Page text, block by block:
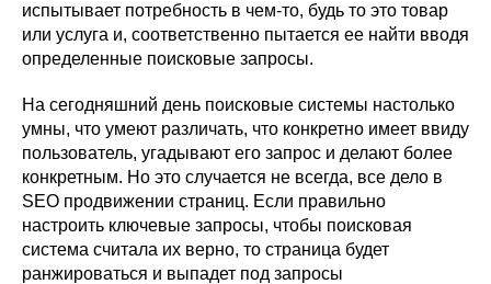
испытывает потребность в чем-то, будь то это товар
или услуга и, соответственно пытается ее найти вводя
определенные поисковые запросы.
На сегодняшний день поисковые системы настолько
умны, что умеют различать, что конкретно имеет ввиду
пользователь, угадывают его запрос и делают более
конкретным. Но это случается не всегда, все дело в
SEO продвижении страниц. Если правильно
настроить ключевые запросы, чтобы поисковая
система считала их верно, то страница будет
ранжироваться и выпадет под запросы